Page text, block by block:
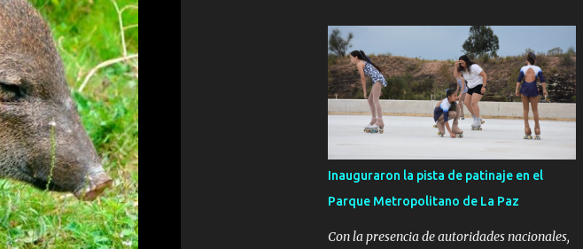
Inauguraron la pista de patinaje en el
Parque Metropolitano de La Paz
Con la presencia de autoridades nacionales,